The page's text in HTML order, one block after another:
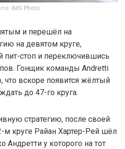
IMS Photo
и перешёл на
на девятом круге,
стоп и переключившись
Гонщик команды Andretti
что вскоре появится жёлтый
до 47-го круга.
стратегию, после своей
м круге Райан Хартер-Рей шёл
Андретти у которого на тот